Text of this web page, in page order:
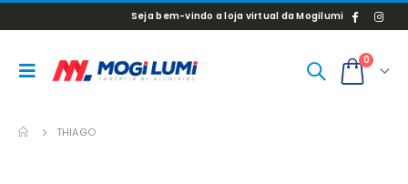
Seja bem-vindo a loja virtual da Mogilumi
0
THIAGO